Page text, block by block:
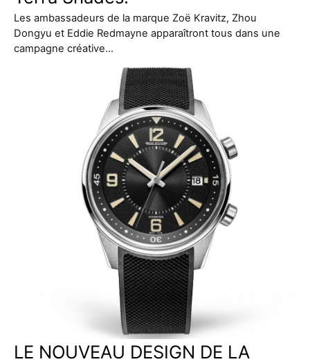
Les ambassadeurs de la marque Zoë Kravitz, Zhou
Dongyu et Eddie Redmayne apparaîtront tous dans une
campagne créative…
LE NOUVEAU DESIGN DE LA